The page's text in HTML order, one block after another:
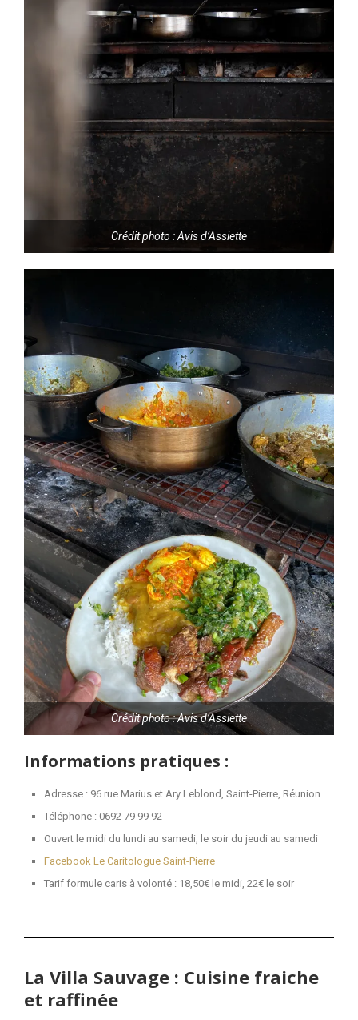
Crédit photo : Avis d’Assiette
Crédit photo : Avis d’Assiette
Informations pratiques :
Adresse : 96 rue Marius et Ary Leblond, Saint-Pierre, Réunion
Téléphone : 0692 79 99 92
Ouvert le midi du lundi au samedi, le soir du jeudi au samedi
Facebook Le Caritologue Saint-Pierre
Tarif formule caris à volonté : 18,50€ le midi, 22€ le soir
La Villa Sauvage : Cuisine fraiche
et raffinée